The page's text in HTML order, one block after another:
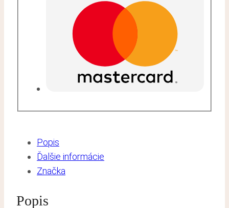
Popis
Ďalšie informácie
Značka
Popis